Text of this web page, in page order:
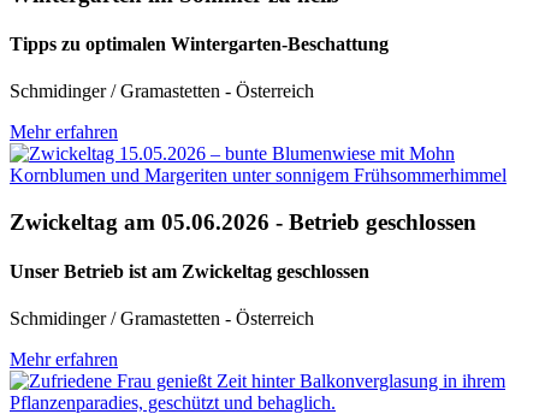
Tipps zu optimalen Wintergarten-Beschattung
Schmidinger / Gramastetten - Österreich
Mehr erfahren
Zwickeltag am 05.06.2026 - Betrieb geschlossen
Unser Betrieb ist am Zwickeltag geschlossen
Schmidinger / Gramastetten - Österreich
Mehr erfahren